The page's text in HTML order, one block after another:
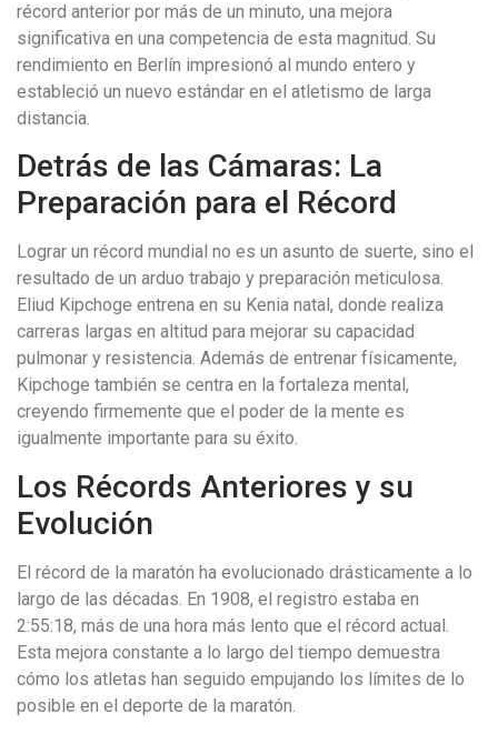
récord anterior por más de un minuto, una mejora
significativa en una competencia de esta magnitud. Su
rendimiento en Berlín impresionó al mundo entero y
estableció un nuevo estándar en el atletismo de larga
distancia.
Detrás de las Cámaras: La
Preparación para el Récord
Lograr un récord mundial no es un asunto de suerte, sino el
resultado de un arduo trabajo y preparación meticulosa.
Eliud Kipchoge entrena en su Kenia natal, donde realiza
carreras largas en altitud para mejorar su capacidad
pulmonar y resistencia. Además de entrenar físicamente,
Kipchoge también se centra en la fortaleza mental,
creyendo firmemente que el poder de la mente es
igualmente importante para su éxito.
Los Récords Anteriores y su
Evolución
El récord de la maratón ha evolucionado drásticamente a lo
largo de las décadas. En 1908, el registro estaba en
2:55:18, más de una hora más lento que el récord actual.
Esta mejora constante a lo largo del tiempo demuestra
cómo los atletas han seguido empujando los límites de lo
posible en el deporte de la maratón.